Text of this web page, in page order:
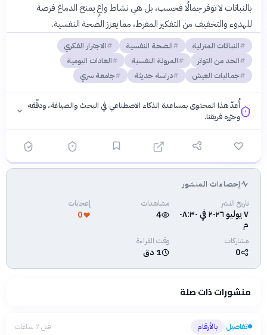
بالنباتات لا توفر جمالًا فحسب، بل هي نشاط واعٍ يمنح الدماغ فرصة
للهدوء والتخفيف من التفكير المفرط، مما يعزز الصحة النفسية.
النباتات المنزلية الصحة النفسية
الاجترار الفكري
الحد من التوتر
المرونة النفسية
العادات اليومية
جماليات العيش
دراسة حديثة جامعة سري
أُعدّ هذا المحتوى بمساعدة الذكاء الاصطناعي في البحث والصياغة، ودقّقه
وحرّره فريقنا.
فلسفتنا المعرفية·سياسة الذكاء الاصطناعيإحصاءات المنشور
تاريخ النشر
٧ يوليو ٢٠٢٦ في ٠٨:٣٠
م
مشاهدات
4
إعجابات
0
مشاركات
0
وقت القراءة
1 دق
منشورات ذات صلة
تفاصيل› بالأرقام قبل 7 ساعات